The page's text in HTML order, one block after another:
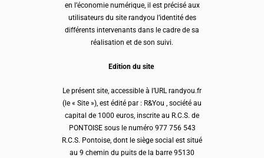
en l’économie numérique, il est précisé aux
utilisateurs du site randyou l’identité des
différents intervenants dans le cadre de sa
réalisation et de son suivi.
Edition du site
Le présent site, accessible à l’URL randyou.fr
(le « Site »), est édité par : R&You , société au
capital de 1000 euros, inscrite au R.C.S. de
PONTOISE sous le numéro 977 756 543
R.C.S. Pontoise, dont le siège social est situé
au 9 chemin du puits de la barre 95130